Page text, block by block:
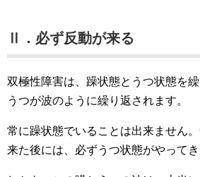
Ⅱ．必ず反動が来る
双極性障害は、躁状態とうつ状態を
うつが波のように繰り返されます。
常に躁状態でいることは出来ません
来た後には、必ずうつ状態がやってき